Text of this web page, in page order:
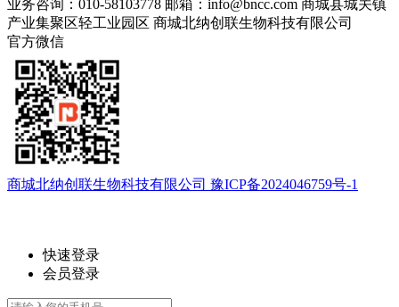
业务咨询：010-58103778 邮箱：info@bncc.com 商城县城关镇
产业集聚区轻工业园区 商城北纳创联生物科技有限公司
官方微信
商城北纳创联生物科技有限公司 豫ICP备2024046759号-1
快速登录
会员登录